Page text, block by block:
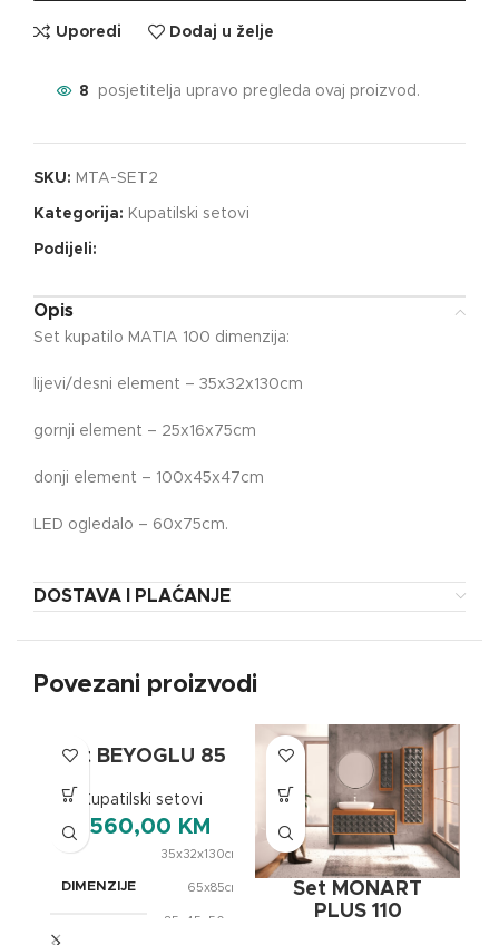
Uporedi Dodaj u želje
8 posjetitelja upravo pregleda ovaj proizvod.
SKU: MTA-SET2
Kategorija: Kupatilski setovi
Podijeli:
Opis
Set kupatilo MATIA 100 dimenzija:
lijevi/desni element – 35x32x130cm
gornji element – 25x16x75cm
donji element – 100x45x47cm
LED ogledalo – 60x75cm.
DOSTAVA I PLAĆANJE
Povezani proizvodi
Set BEYOGLU 85
Kupatilski setovi
1.560,00 KM
DIMENZIJE
35x32x130cm
65x85cm
85x45x50cm
Set MONART
PLUS 110